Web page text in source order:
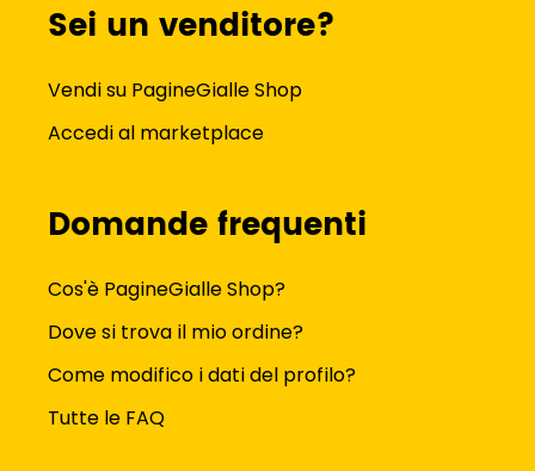
Sei un venditore?
Vendi su PagineGialle Shop
Accedi al marketplace
Domande frequenti
Cos'è PagineGialle Shop?
Dove si trova il mio ordine?
Come modifico i dati del profilo?
Tutte le FAQ